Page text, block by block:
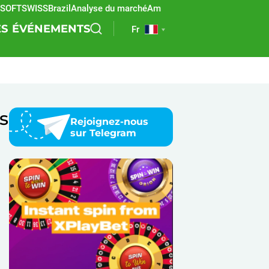
BrazilAnalyse du marchéAmérique latine
ÉVÉNEMENTS Fr
Rejoignez-nous
sur Telegram